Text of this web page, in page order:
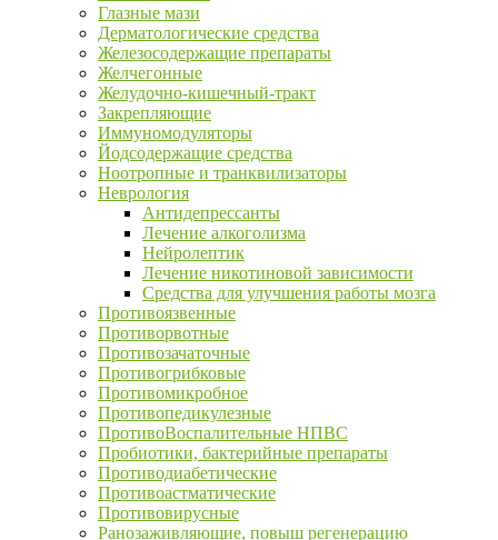
Глазные мази
Дерматологические средства
Железосодержащие препараты
Желчегонные
Желудочно-кишечный-тракт
Закрепляющие
Иммуномодуляторы
Йодсодержащие средства
Ноотропные и транквилизаторы
Неврология
Антидепрессанты
Лечение алкоголизма
Нейролептик
Лечение никотиновой зависимости
Средства для улучшения работы мозга
Противоязвенные
Противорвотные
Противозачаточные
Противогрибковые
Противомикробное
Противопедикулезные
ПротивоВоспалительные НПВС
Пробиотики, бактерийные препараты
Противодиабетические
Противоастматические
Противовирусные
Ранозаживляющие, повыш регенерацию